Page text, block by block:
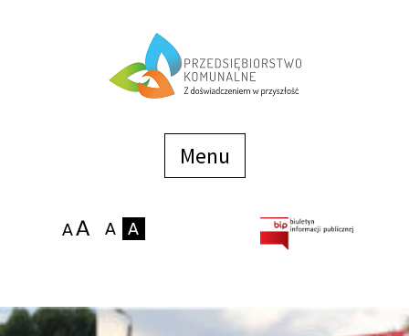
Menu
Zakłady